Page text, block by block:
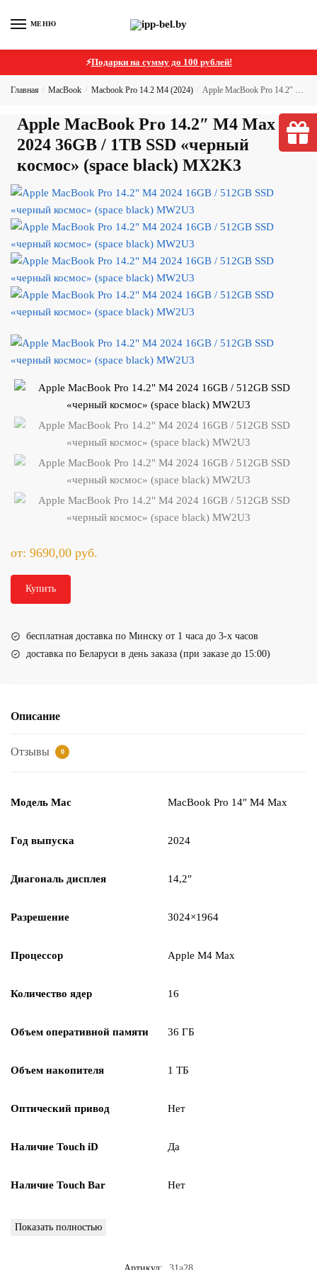
МЕНЮ
⚡Подарки на сумму до 100 рублей!
Главная / MacBook / Macbook Pro 14.2 M4 (2024) / Apple MacBook Pro 14.2″ M4 Max 2024 36GB / 1TB SSD «черный космос» (space black) MX2K3
Apple MacBook Pro 14.2″ M4 Max
2024 36GB / 1TB SSD «черный
космос» (space black) MX2K3
от: 9690,00 руб.
Купить
бесплатная доставка по Минску от 1 часа до 3-х часов
доставка по Беларуси в день заказа (при заказе до 15:00)
Описание
Отзывы 0
Модель Mac MacBook Pro 14″ M4 Max
Год выпуска 2024
Диагональ дисплея 14,2″
Разрешение 3024×1964
Процессор Apple M4 Max
Количество ядер 16
Объем оперативной памяти 36 ГБ
Объем накопителя 1 TБ
Оптический привод Нет
Наличие Touch iD Да
Наличие Touch Bar Нет
Показать полностью